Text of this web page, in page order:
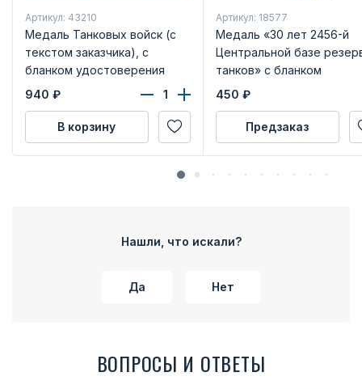
Артикул: 43210
Медаль Танковых войск (с
текстом заказчика), с
бланком удостоверения
940 ₽
В корзину
Артикул: 18577
Медаль «30 лет 2456-й
Центральной базе
танков» с бланком
удостоверения
450 ₽
Предзаказ
Нашли, что искали?
Да Нет
ВОПРОСЫ И ОТВЕТЫ